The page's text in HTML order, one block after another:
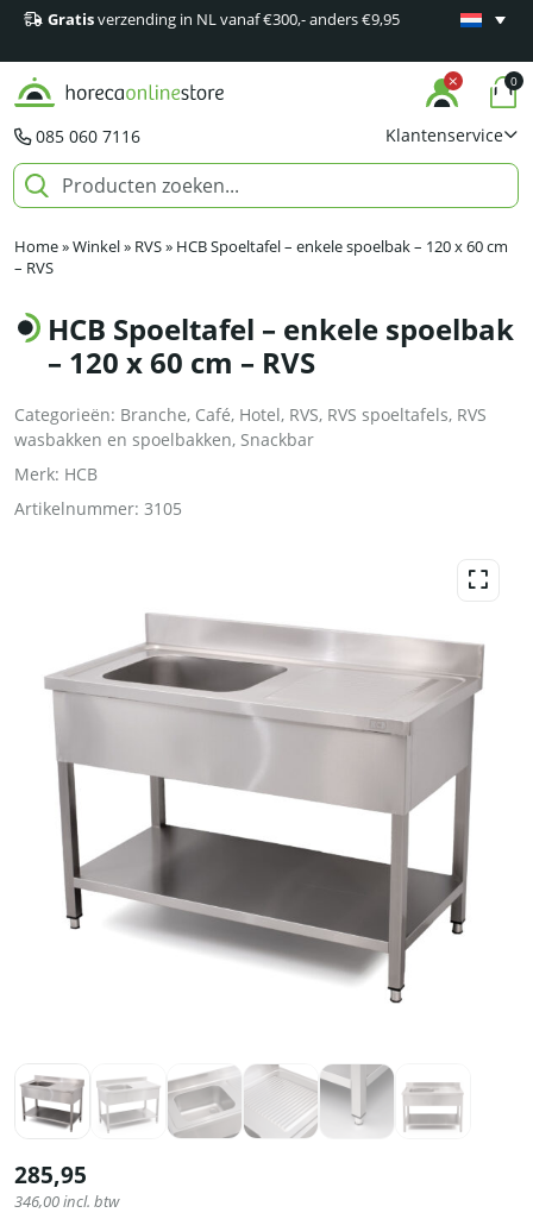
Gratisverzending in NL vanaf €300,- anders €9,95
Minimaal
085 060 7116 Klantenservice
0
Home»Winkel» RVS» HCB Spoeltafel – enkele spoelbak – 120 x 60 cm
– RVS
HCB Spoeltafel – enkele spoelbak
– 120 x 60 cm – RVS
Categorieën: Branche, Café, Hotel, RVS, RVS spoeltafels, RVS
wasbakken en spoelbakken, Snackbar
Merk: HCB
Artikelnummer: 3105
285,95
346,00incl. btw